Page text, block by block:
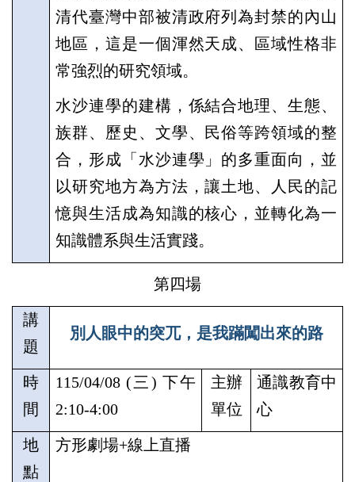
清代臺灣中部被清政府列為封禁的內山
地區，這是一個渾然天成、區域性格非
常強烈的研究領域。
水沙連學的建構，係結合地理、生態、
族群、歷史、文學、民俗等跨領域的整
合，形成「水沙連學」的多重面向，並
以研究地方為方法，讓土地、人民的記
憶與生活成為知識的核心，並轉化為一
知識體系與生活實踐。
第四場
講
題
別人眼中的突兀，是我蹣闖出來的路
時
間
115/04/08 (三 ) 下午
2:10-4:00
主辦
單位
通識教育中
心
地
點
方形劇場+線上直播